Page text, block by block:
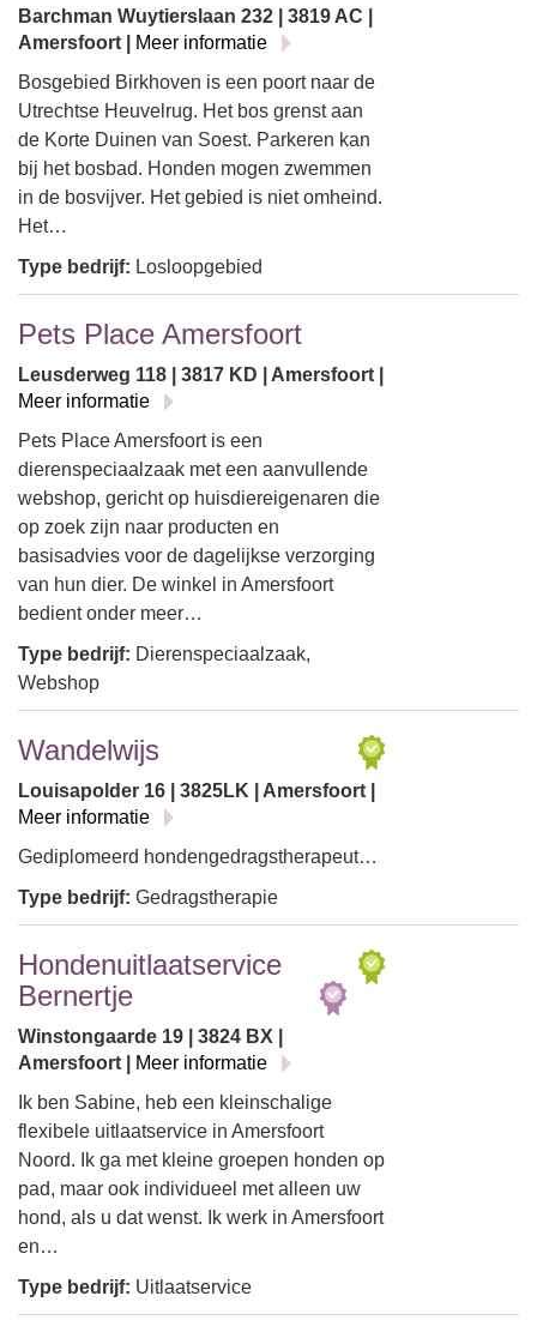
Barchman Wuytierslaan 232 | 3819 AC |
Amersfoort |
Meer informatie
Bosgebied Birkhoven is een poort naar de
Utrechtse Heuvelrug. Het bos grenst aan
de Korte Duinen van Soest. Parkeren kan
bij het bosbad. Honden mogen zwemmen
in de bosvijver. Het gebied is niet omheind.
Het…
Type bedrijf: Losloopgebied
Pets Place Amersfoort
Leusderweg 118 | 3817 KD | Amersfoort |
Meer informatie
Pets Place Amersfoort is een
dierenspeciaalzaak met een aanvullende
webshop, gericht op huisdiereigenaren die
op zoek zijn naar producten en
basisadvies voor de dagelijkse verzorging
van hun dier. De winkel in Amersfoort
bedient onder meer…
Type bedrijf: Dierenspeciaalzaak,
Webshop
Wandelwijs
Louisapolder 16 | 3825LK | Amersfoort |
Meer informatie
Gediplomeerd hondengedragstherapeut…
Type bedrijf: Gedragstherapie
Hondenuitlaatservice
Bernertje
Winstongaarde 19 | 3824 BX |
Amersfoort |
Meer informatie
Ik ben Sabine, heb een kleinschalige
flexibele uitlaatservice in Amersfoort
Noord. Ik ga met kleine groepen honden op
pad, maar ook individueel met alleen uw
hond, als u dat wenst. Ik werk in Amersfoort
en…
Type bedrijf: Uitlaatservice